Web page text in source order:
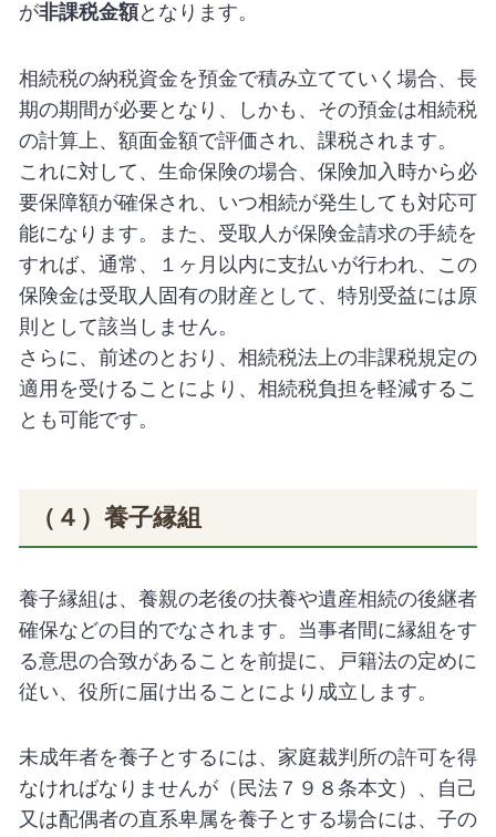
が非課税金額となります。
相続税の納税資金を預金で積み立てていく場合、長
期の期間が必要となり、しかも、その預金は相続税
の計算上、額面金額で評価され、課税されます。
これに対して、生命保険の場合、保険加入時から必
要保障額が確保され、いつ相続が発生しても対応可
能になります。また、受取人が保険金請求の手続を
すれば、通常、１ヶ月以内に支払いが行われ、この
保険金は受取人固有の財産として、特別受益には原
則として該当しません。
さらに、前述のとおり、相続税法上の非課税規定の
適用を受けることにより、相続税負担を軽減するこ
とも可能です。
（４）養子縁組
養子縁組は、養親の老後の扶養や遺産相続の後継者
確保などの目的でなされます。当事者間に縁組をす
る意思の合致があることを前提に、戸籍法の定めに
従い、役所に届け出ることにより成立します。
未成年者を養子とするには、家庭裁判所の許可を得
なければなりませんが（民法７９８条本文）、自己
又は配偶者の直系卑属を養子とする場合には、子の